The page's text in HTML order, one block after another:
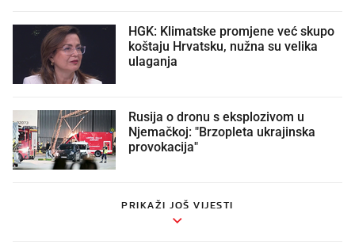
HGK: Klimatske promjene već skupo
koštaju Hrvatsku, nužna su velika
ulaganja
Rusija o dronu s eksplozivom u
Njemačkoj: "Brzopleta ukrajinska
provokacija"
PRIKAŽI JOŠ VIJESTI